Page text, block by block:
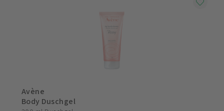
Avène
Body Duschgel